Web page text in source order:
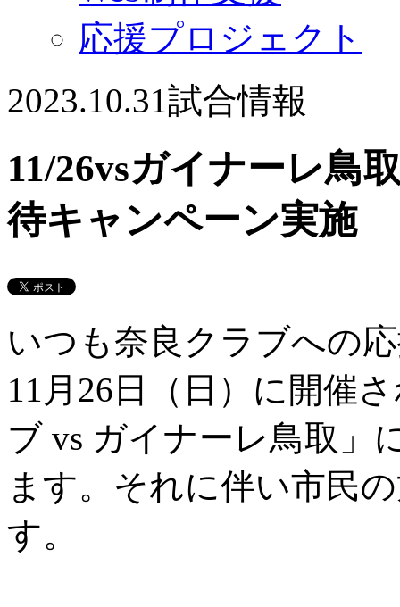
応援プロジェクト
2023.10.31試合情報
11/26vsガイナーレ鳥
待キャンペーン実施
いつも奈良クラブへの
11月26日（日）に開催
ブ vs ガイナーレ鳥取」
ます。それに伴い市民
す。